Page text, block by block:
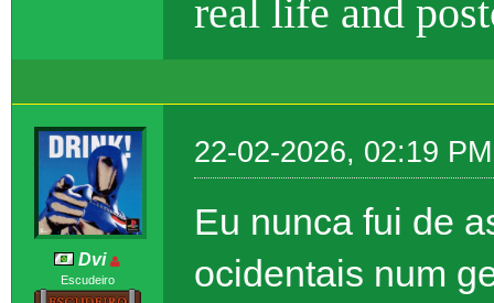
real life and
Dvi
Escudeiro
22-02-2026, 02:19 PM
Eu nunca fui de
ocidentais num